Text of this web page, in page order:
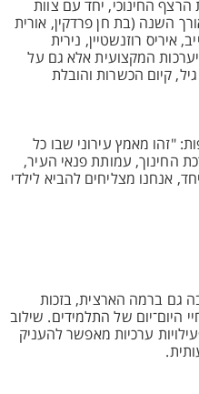
החינוכי, יחד עם צוות
השנה (בת חן פרדקין, אורית
איריס רוזנשטיין, נירית
המקצועית אלא גם על
קיום הכשרות והובלת
"זהו מאמץ עירוני שבו כל
החינוך, עמותת פנאי העיר,
אנחנו מצליחים להביא לילדי
גם ברמה הארצית, בזכות
היום־יום של התלמידים. שילוב
ערכיות מאפשר להעניק